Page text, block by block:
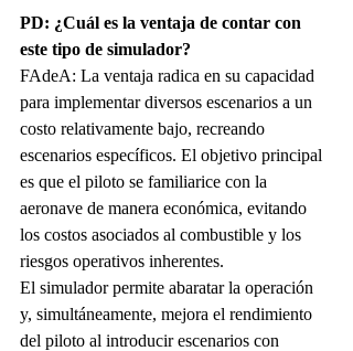
PD: ¿Cuál es la ventaja de contar con
este tipo de simulador?
FAdeA: La ventaja radica en su capacidad
para implementar diversos escenarios a un
costo relativamente bajo, recreando
escenarios específicos. El objetivo principal
es que el piloto se familiarice con la
aeronave de manera económica, evitando
los costos asociados al combustible y los
riesgos operativos inherentes.
El simulador permite abaratar la operación
y, simultáneamente, mejora el rendimiento
del piloto al introducir escenarios con